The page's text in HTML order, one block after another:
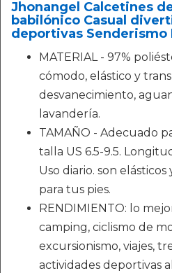
Jhonangel Calcetines
babilónico Casual
deportivas Senderismo
MATERIAL - 97%
cómodo, elástico y
desvanecimiento,
lavandería.
TAMAÑO - Adecuado
talla US 6.5-9.5.
Uso diario. son
para tus pies.
RENDIMIENTO: lo
camping, ciclismo de
excursionismo, viajes,
actividades deportivas